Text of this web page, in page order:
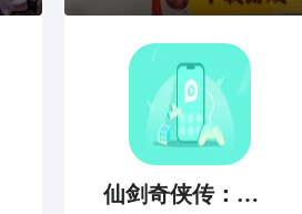
仙剑奇侠传：缘起